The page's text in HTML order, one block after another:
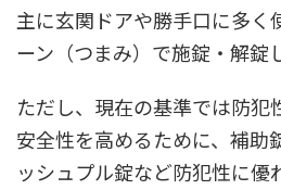
主に玄関ドアや勝手口に多く
ーン（つまみ）で施錠・解錠
ただし、現在の基準では防犯
安全性を高めるために、補助
ッシュプル錠など防犯性に優